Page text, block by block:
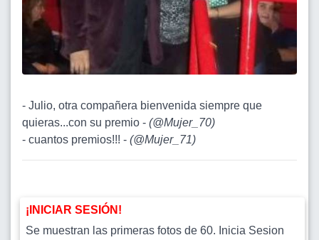
- Julio, otra compañera bienvenida siempre que
quieras...con su premio - (@Mujer_70)
- cuantos premios!!! - (@Mujer_71)
¡INICIAR SESIÓN!
Se muestran las primeras fotos de 60. Inicia Sesion